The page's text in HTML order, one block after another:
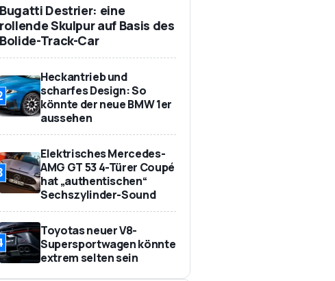
Bugatti Destrier: eine
rollende Skulpur auf Basis des
Bolide-Track-Car
Heckantrieb und
scharfes Design: So
könnte der neue BMW 1er
aussehen
Elektrisches Mercedes-
AMG GT 53 4-Türer Coupé
hat „authentischen“
Sechszylinder-Sound
Toyotas neuer V8-
Supersportwagen könnte
extrem selten sein